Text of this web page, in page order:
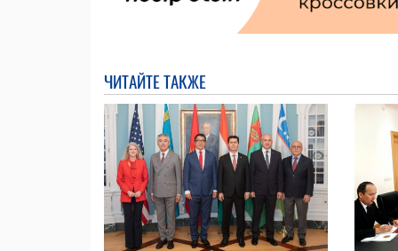
ЧИТАЙТЕ ТАКЖЕ